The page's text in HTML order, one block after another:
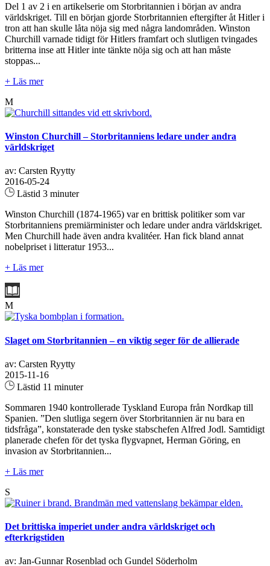
Del 1 av 2 i en artikelserie om Storbritannien i början av andra
världskriget. Till en början gjorde Storbritannien eftergifter åt Hitler i
tron att han skulle låta nöja sig med några landområden. Winston
Churchill varnade tidigt för Hitlers framfart och slutligen tvingades
britterna inse att Hitler inte tänkte nöja sig och att han måste
stoppas...
+ Läs mer
M
Winston Churchill – Storbritanniens ledare under andra
världskriget
av: Carsten Ryytty
2016-05-24
Lästid 3 minuter
Winston Churchill (1874-1965) var en brittisk politiker som var
Storbritanniens premiärminister och ledare under andra världskriget.
Men Churchill hade även andra kvalitéer. Han fick bland annat
nobelpriset i litteratur 1953...
+ Läs mer
M
Slaget om Storbritannien – en viktig seger för de allierade
av: Carsten Ryytty
2015-11-16
Lästid 11 minuter
Sommaren 1940 kontrollerade Tyskland Europa från Nordkap till
Spanien. ”Den slutliga segern över Storbritannien är nu bara en
tidsfråga”, konstaterade den tyske stabschefen Alfred Jodl. Samtidigt
planerade chefen för det tyska flygvapnet, Herman Göring, en
invasion av Storbritannien...
+ Läs mer
S
Det brittiska imperiet under andra världskriget och
efterkrigstiden
av: Jan-Gunnar Rosenblad och Gundel Söderholm